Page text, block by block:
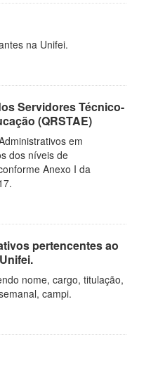
na Unifei.
Servidores Técnico-
(QRSTAE)
em
dos níveis de
Anexo I da
pertencentes ao
nome, cargo, titulação,
campi.